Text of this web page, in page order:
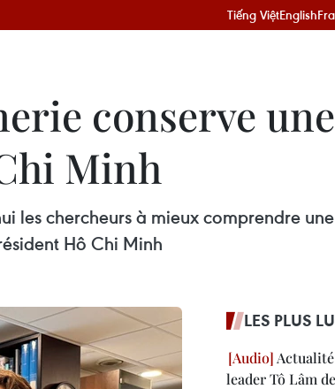
Tiếng ViệtEnglish
conserve une
Minh
les chercheurs à mieux comprendre
Hô Chi Minh
LES PLUS
leader Tô Lâm